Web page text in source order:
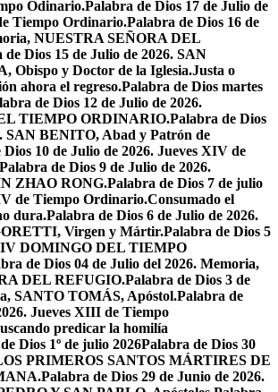
Odinario.Palabra de Dios 17 de Julio de
Tiempo Ordinario.Palabra de Dios 16 de
NUESTRA SEÑORA DEL
de Dios 15 de Julio de 2026. SAN
Obispo y Doctor de la Iglesia.Justa o
ahora el regreso.Palabra de Dios martes
de Dios 12 de Julio de 2026.
TIEMPO ORDINARIO.Palabra de Dios
SAN BENITO, Abad y Patrón de
10 de Julio de 2026. Jueves XIV de
Palabra de Dios 9 de Julio de 2026.
ZHAO RONG.Palabra de Dios 7 de julio
de Tiempo Ordinario.Consumado el
dura.Palabra de Dios 6 de Julio de 2026.
Virgen y Mártir.Palabra de Dios 5
DOMINGO DEL TIEMPO
de Dios 04 de Julio del 2026. Memoria,
DEL REFUGIO.Palabra de Dios 3 de
SANTO TOMÁS, Apóstol.Palabra de
Jueves XIII de Tiempo
predicar la homilía
Dios 1º de julio 2026Palabra de Dios 30
PRIMEROS SANTOS MÁRTIRES DE
Palabra de Dios 29 de Junio de 2026.